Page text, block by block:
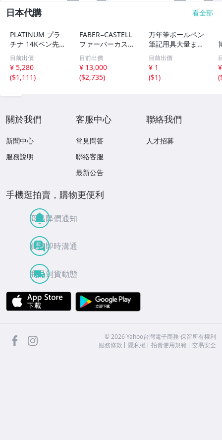
日本代購 看全部
PLATINUM プラ
チナ 14Kペン先
万年筆 ゴールド×
ホワイト系【いお
き質店】
目前出價
¥ 5,280
($1,111)
FABER−CASTELL
ファーバーカステ
ル伯爵 ギロシェ
サハラ ボールペ
ン レア色
目前出價
¥ 13,000
($2,735)
万年筆ボールペン
筆記用具大量まと
め4kgオーバー 万
年筆 ボールペン
文房具 筆記用具
未検品
目前出價
¥ 1
($1)
(
關於我們
新聞中心
服務說明
客服中心
常見問答
聯絡客服
最新公告
聯絡我們
人才招募
手機逛拍賣，購物更便利
商品降價通知
買賣即時溝通
商品到貨動態
APP Store
facebook ©2026 Yahoo台灣電子商務 保留所有權利
服務條款
隱私權 拍賣使用規範 交易安全